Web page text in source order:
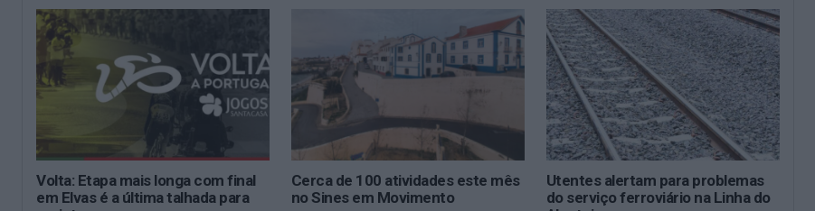
Volta: Etapa mais longa com final
em Elvas é a última talhada para
Cerca de 100 atividades este mês
no Sines em Movimento
Utentes alertam para problemas
do serviço ferroviário na Linha do